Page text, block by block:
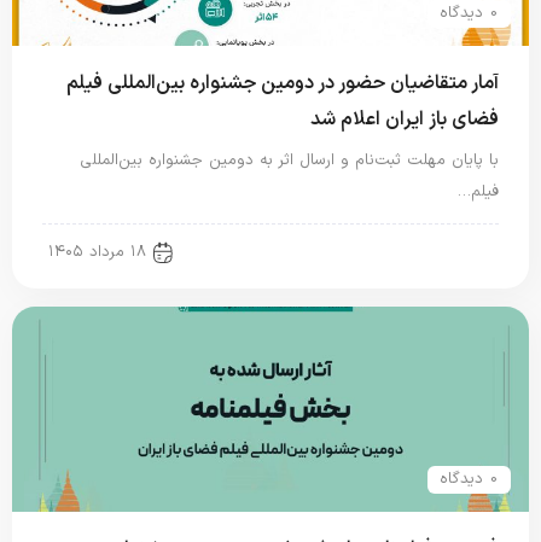
0 دیدگاه
آمار متقاضیان حضور در دومین جشنواره بین‌المللی فیلم
فضای باز ایران اعلام شد
با پایان مهلت ثبت‌نام و ارسال اثر به دومین جشنواره بین‌المللی
فیلم…
۱۸ مرداد ۱۴۰۵
0 دیدگاه